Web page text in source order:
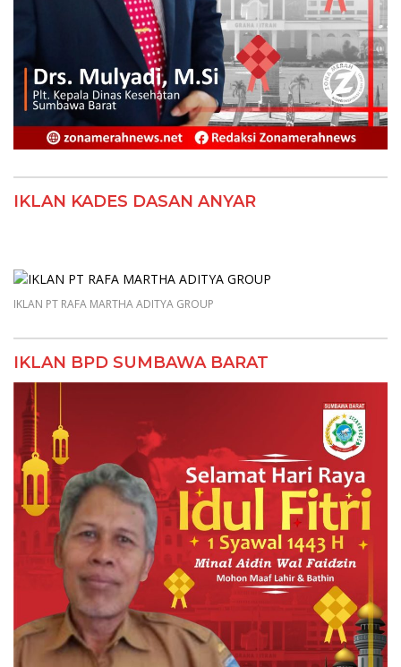
IKLAN KADES DASAN ANYAR
IKLAN PT RAFA MARTHA ADITYA GROUP
IKLAN BPD SUMBAWA BARAT